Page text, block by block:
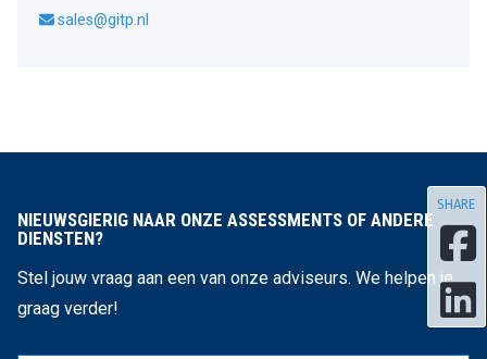
SHARE
sales@gitp.nl
NIEUWSGIERIG NAAR ONZE ASSESSMENTS OF ANDERE
DIENSTEN?
Stel jouw vraag aan een van onze adviseurs. We helpen je
graag verder!